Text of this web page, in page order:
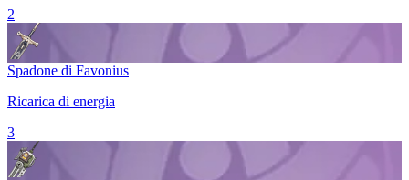
2
Spadone di Favonius
Ricarica di energia
3